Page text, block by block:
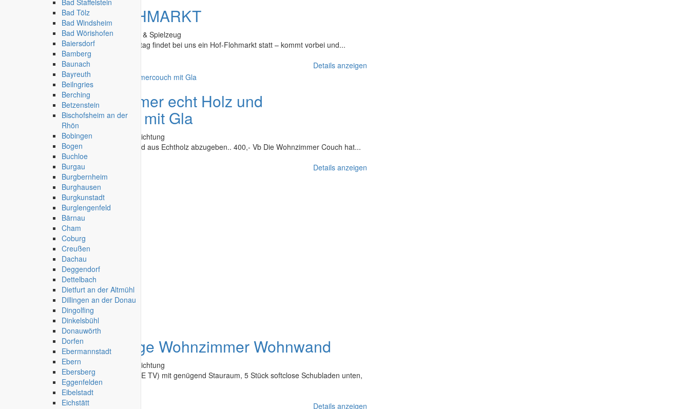
Bad Staffelstein
Bad Tölz
Bad Windsheim
Bad Wörishofen
Baiersdorf
Bamberg
Baunach
Bayreuth
Beilngries
Berching
Betzenstein
Bischofsheim an der
Rhön
Bobingen
Bogen
Buchloe
Burgau
Burgbernheim
Burghausen
Burgkunstadt
Burglengenfeld
Bärnau
Cham
Coburg
Creußen
Dachau
Deggendorf
Dettelbach
Dietfurt an der Altmühl
Dillingen an der Donau
Dingolfing
Dinkelsbühl
Donauwörth
Dorfen
Ebermannstadt
Ebern
Ebersberg
Eggenfelden
Eibelstadt
Eichstätt
AngebotHOF FLOHMARKT
Second Hand - Flohmarkt»Baby, Kinder & Spielzeug
Hof-Flohmarkt in Weinheim Diesen Sonntag findet bei uns ein Hof-Flohmarkt statt – kommt vorbei und...
29.04.2026 Details anzeigen
AngebotSchlafzimmer echt Holz und
Wohnzimmercouch mit Gla
Second Hand - Flohmarkt
Möbel & Einrichtung
Schlafzimmer in sehr, sehr gutem Zustand aus Echtholz abzugeben.. 400,- Vb Die Wohnzimmer Couch hat...
14.04.2026 Details anzeigen
Angebothochwertige Wohnzimmer Wohnwand
Second Hand - Flohmarkt
Möbel & Einrichtung
hochwertiger Wohnzimmerschrank (OHNE TV) mit genügend Stauraum, 5 Stück softclose Schubladen unten,
2 kleinen Schubladen...
08.03.2026 Details anzeigen